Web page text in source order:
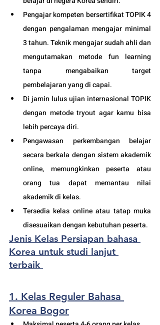
Pengajar kompeten bersertifikat TOPIK 4
dengan pengalaman mengajar minimal
3 tahun. Teknik mengajar sudah ahli dan
mengutamakan metode fun learning
tanpa mengabaikan target
pembelajaran yang di capai.
Di jamin lulus ujian internasional TOPIK
dengan metode tryout agar kamu bisa
lebih percaya diri.
Pengawasan perkembangan belajar
secara berkala dengan sistem akademik
online, memungkinkan peserta atau
orang tua dapat memantau nilai
akademik di kelas.
Tersedia kelas online atau tatap muka
disesuaikan dengan kebutuhan peserta.
Jenis Kelas Persiapan bahasa
Korea untuk studi lanjut
terbaik
1. Kelas Reguler Bahasa
Korea Bogor